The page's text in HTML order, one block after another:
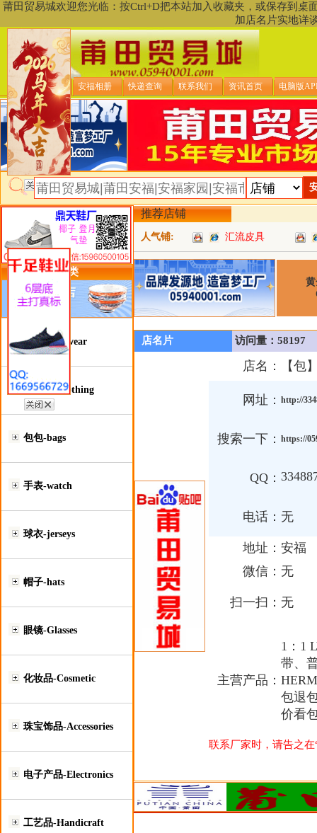
莆田贸易城欢迎您光临：按Ctrl+D把本站加入收藏夹，或保存到
加店名片实地详
贸易城首页 安福相册 快递查询 联系我们 资讯首页 电脑版
类目详细分类
鞋类-Footwear
服装类-Clothing
包包-bags
手表-watch
球衣-jerseys
帽子-hats
眼镜-Glasses
化妆品-Cosmetic
珠宝饰品-Accessories
电子产品-Electronics
工艺品-Handicraft
推荐店铺
人气铺: 汇流皮具
店名片 访问量：58197
店名： 【包
网址： http://
搜索一下： https://
QQ：
电话： 无
地址： 安福
微信： 无
扫一扫： 无
主营产品：
1：1
带、
包退
价看
联系厂家时，请告之